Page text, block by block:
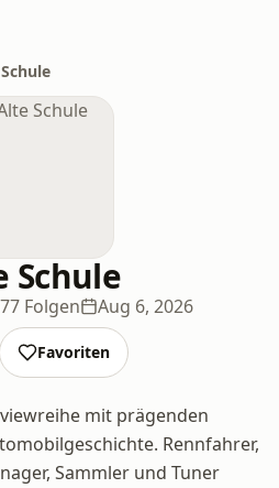
Schule
Folgen Aug 6, 2026
Favoriten
mit prägenden
Rennfahrer,
Sammler und Tuner